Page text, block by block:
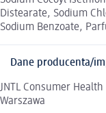
Distearate, Sodium
Sodium Benzoate,
Dane producenta/
JNTL Consumer Health
Warszawa